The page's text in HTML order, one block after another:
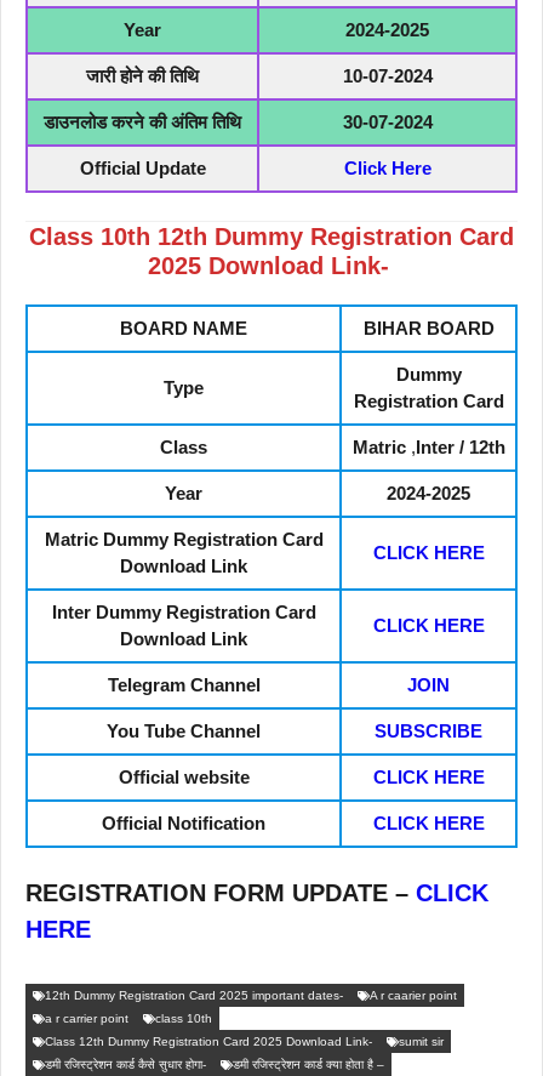
Year 2024-2025
जारी होने की तिथि 10-07-2024
डाउनलोड करने की अंतिम तिथि 30-07-2024
Official Update Click Here
Class 10th 12th Dummy Registration Card
2025 Download Link-
BOARD NAME BIHAR BOARD
Type
Dummy
Registration Card
Class Matric ,Inter / 12th
Year 2024-2025
Matric Dummy Registration Card
Download Link
CLICK HERE
Inter Dummy Registration Card
Download Link
CLICK HERE
Telegram Channel JOIN
You Tube Channel SUBSCRIBE
Official website CLICK HERE
Official Notification CLICK HERE
REGISTRATION FORM UPDATE – CLICK
HERE
12th Dummy Registration Card 2025 important dates-
A r caarier point
a r carrier point
class 10th
Class 12th Dummy Registration Card 2025 Download Link-
sumit sir
डमी रजिस्ट्रेशन कार्ड कैसे सुधार होगा-
डमी रजिस्ट्रेशन कार्ड क्या होता है –